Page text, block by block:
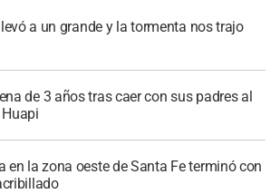
a un grande y la tormenta nos trajo
de 3 años tras caer con sus padres al
en la zona oeste de Santa Fe terminó con